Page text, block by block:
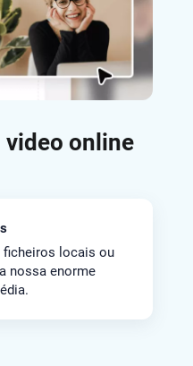
video online
ficheiros locais ou
nossa enorme